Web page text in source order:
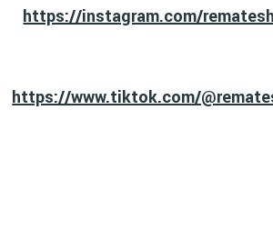
https://instagram.com/
https://www.tiktok.com/